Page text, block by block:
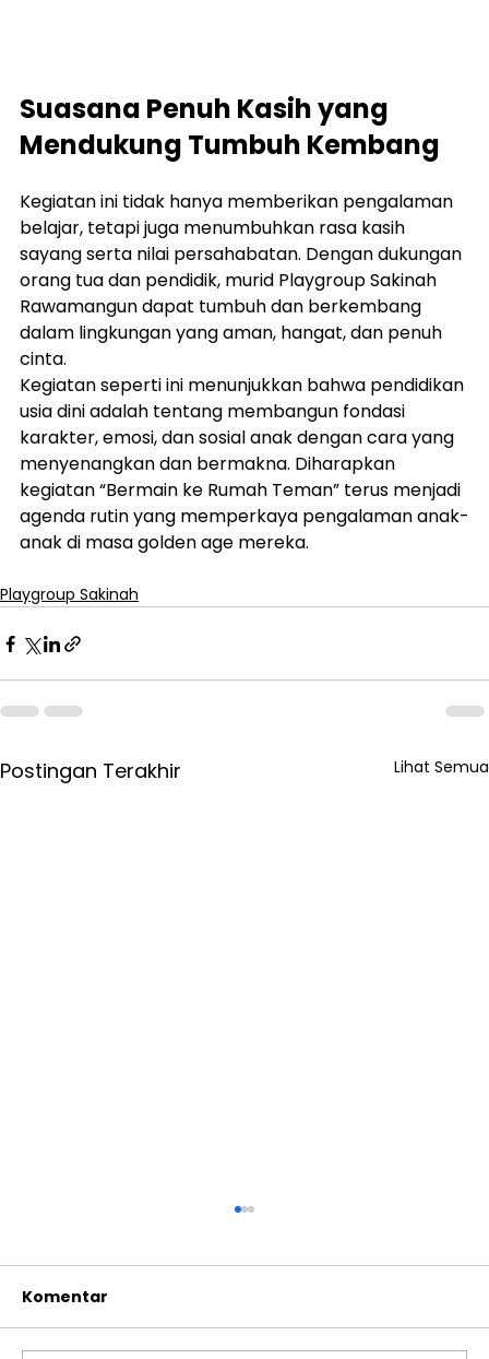
Suasana Penuh Kasih yang
Mendukung Tumbuh Kembang
Kegiatan ini tidak hanya memberikan pengalaman
belajar, tetapi juga menumbuhkan rasa kasih
sayang serta nilai persahabatan. Dengan dukungan
orang tua dan pendidik, murid Playgroup Sakinah
Rawamangun dapat tumbuh dan berkembang
dalam lingkungan yang aman, hangat, dan penuh
cinta.
Kegiatan seperti ini menunjukkan bahwa pendidikan
usia dini adalah tentang membangun fondasi
karakter, emosi, dan sosial anak dengan cara yang
menyenangkan dan bermakna. Diharapkan
kegiatan “Bermain ke Rumah Teman” terus menjadi
agenda rutin yang memperkaya pengalaman anak-
anak di masa golden age mereka.
Playgroup Sakinah
Postingan Terakhir Lihat Semua
Komentar